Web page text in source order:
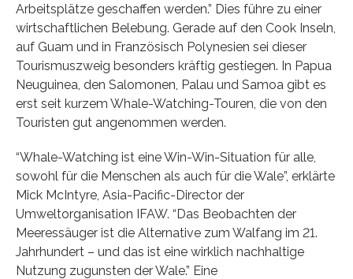
Arbeitsplätze geschaffen werden.” Dies führe zu einer
wirtschaftlichen Belebung. Gerade auf den Cook Inseln,
auf Guam und in Französisch Polynesien sei dieser
Tourismuszweig besonders kräftig gestiegen. In Papua
Neuguinea, den Salomonen, Palau und Samoa gibt es
erst seit kurzem Whale-Watching-Touren, die von den
Touristen gut angenommen werden.
“Whale-Watching ist eine Win-Win-Situation für alle,
sowohl für die Menschen als auch für die Wale”, erklärte
Mick McIntyre, Asia-Pacific-Director der
Umweltorganisation IFAW. “Das Beobachten der
Meeressäuger ist die Alternative zum Walfang im 21.
Jahrhundert – und das ist eine wirklich nachhaltige
Nutzung zugunsten der Wale.” Eine